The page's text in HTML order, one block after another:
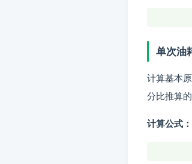
小
单次油
计算基本
分比推算的
计算公式：